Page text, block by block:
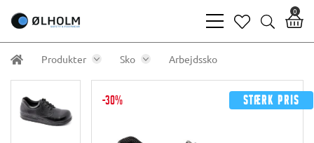
bars
light
heart
search
0
Produkter Sko Arbejdssko
-30% Stærk pris